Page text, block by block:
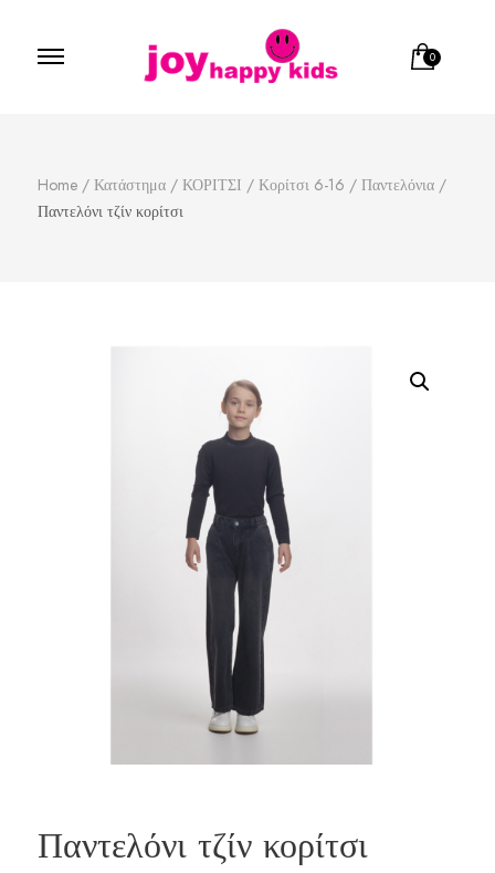
0
Home / Κατάστημα / ΚΟΡΙΤΣΙ / Κορίτσι 6-16 / Παντελόνια /
Παντελόνι τζίν κορίτσι
Παντελόνι τζίν κορίτσι